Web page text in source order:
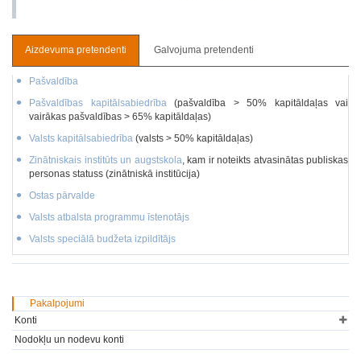
Aizdevuma pretendenti Galvojuma pretendenti
Pašvaldība
Pašvaldības kapitālsabiedrība(pašvaldība > 50% kapitāldaļas vai
vairākas pašvaldības > 65% kapitāldaļas)
Valsts kapitālsabiedrība (valsts > 50% kapitāldaļas)
Zinātniskais institūts un augstskola, kam ir noteikts atvasinātas publiskas
personas statuss (zinātniskā institūcija)
Ostas pārvalde
Valsts atbalsta programmu īstenotājs
Valsts speciālā budžeta izpildītājs
Pakalpojumi
Konti
Nodokļu un nodevu konti